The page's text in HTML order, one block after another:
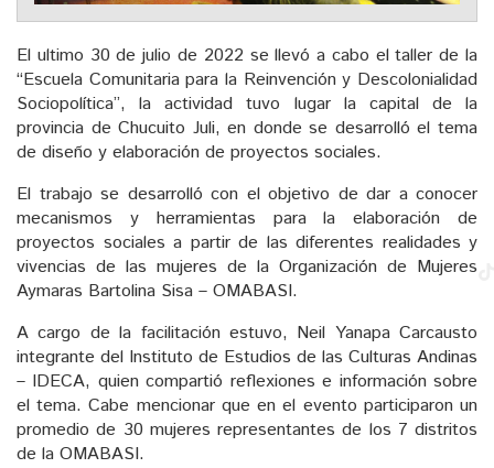
El ultimo 30 de julio de 2022 se llevó a cabo el taller de la
“Escuela Comunitaria para la Reinvención y Descolonialidad
Sociopolítica”, la actividad tuvo lugar la capital de la
provincia de Chucuito Juli, en donde se desarrolló el tema
de diseño y elaboración de proyectos sociales.
El trabajo se desarrolló con el objetivo de dar a conocer
mecanismos y herramientas para la elaboración de
proyectos sociales a partir de las diferentes realidades y
vivencias de las mujeres de la Organización de Mujeres
Aymaras Bartolina Sisa – OMABASI.
A cargo de la facilitación estuvo, Neil Yanapa Carcausto
integrante del Instituto de Estudios de las Culturas Andinas
– IDECA, quien compartió reflexiones e información sobre
el tema. Cabe mencionar que en el evento participaron un
promedio de 30 mujeres representantes de los 7 distritos
de la OMABASI.